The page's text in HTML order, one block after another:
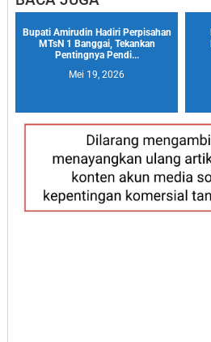
Bupati Amirudin Hadiri Perpisahan
MTsN 1 Banggai, Tekankan
Pentingnya Pendi...
Mei 19, 2026